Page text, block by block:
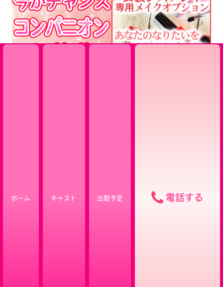
ホーム キャスト 出勤予定 電話する